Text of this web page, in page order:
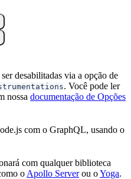
desabilitadas via a opção de
. Você pode ler
nossa documentação de Opções
com o GraphQL, usando o
com qualquer biblioteca
o Apollo Serverou oYoga.